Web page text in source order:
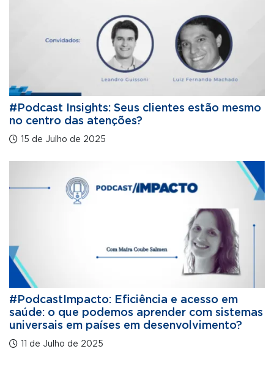
#Podcast Insights: Seus clientes estão mesmo
no centro das atenções?
15 de Julho de 2025
#PodcastImpacto: Eficiência e acesso em
saúde: o que podemos aprender com sistemas
universais em países em desenvolvimento?
11 de Julho de 2025